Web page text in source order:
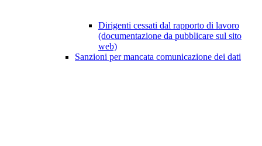
Dirigenti cessati dal rapporto di lavoro
(documentazione da pubblicare sul sito
web)
Sanzioni per mancata comunicazione dei dati